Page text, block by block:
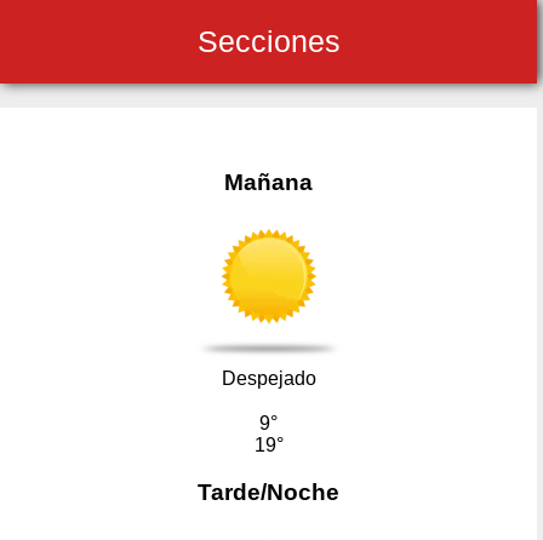
Secciones
Mañana
Despejado
9°
19°
Tarde/Noche